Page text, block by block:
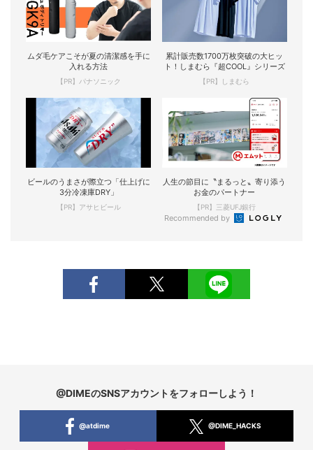
ムダ毛ケアこそが夏の清潔感を手に
入れる方法
【PR】パナソニック
累計販売数1700万枚突破の大ヒッ
ト！しまむら『超COOL』シリーズ
【PR】しまむら
ビールのうまさが際立つ「仕上げに
3分冷凍庫DRY」
【PR】アサヒビール
人生の節目に〝まるっと〟寄り添う
お金のパートナー
【PR】三菱UFJ銀行
Recommended by
@DIMEのSNSアカウントをフォローしよう！
@atdime @DIME_HACKS